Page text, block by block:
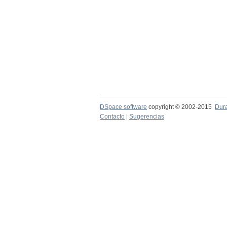
DSpace software copyright © 2002-2015
Contacto
Sugerencias